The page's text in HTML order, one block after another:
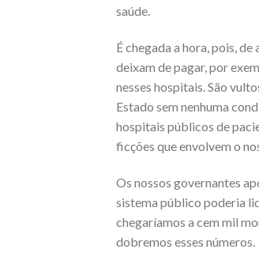
saúde.
É chegada a hora, pois,
deixam de pagar, por
nesses hospitais. São
Estado sem nenhuma
hospitais públicos de
ficções que envolvem o no
Os nossos governantes
sistema público poderia
chegaríamos a cem mil
dobremos esses números.